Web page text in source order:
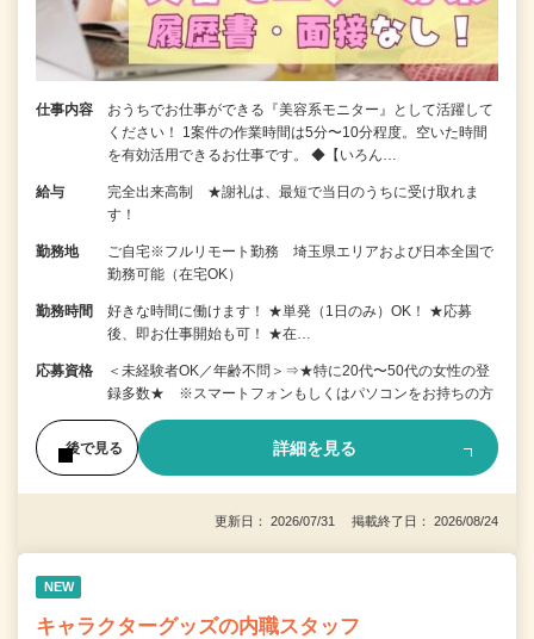
仕事内容
おうちでお仕事ができる『美容系モニター』として活躍して
ください！ 1案件の作業時間は5分〜10分程度。空いた時間
を有効活用できるお仕事です。 ◆【いろん…
給与
完全出来高制 ★謝礼は、最短で当日のうちに受け取れま
す！
勤務地
ご自宅※フルリモート勤務 埼玉県エリアおよび日本全国で
勤務可能（在宅OK）
勤務時間
好きな時間に働けます！ ★単発（1日のみ）OK！ ★応募
後、即お仕事開始も可！ ★在…
応募資格
＜未経験者OK／年齢不問＞⇒★特に20代〜50代の女性の登
録多数★ ※スマートフォンもしくはパソコンをお持ちの方
後で見る 詳細を見る
更新日： 2026/07/31 掲載終了日： 2026/08/24
NEW
キャラクターグッズの内職スタッフ